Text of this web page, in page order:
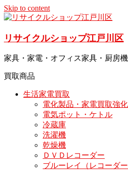
Skip to content
リサイクルショップ江戸川区
家具・家電・オフィス家具・厨房
買取商品
生活家電買取
電化製品・家電買取強
電気ポット・ケトル
冷蔵庫
洗濯機
乾燥機
ＤＶＤレコーダー
ブルーレイ（レコーダー